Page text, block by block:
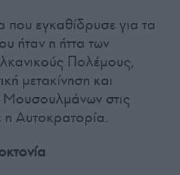
που εγκαθίδρυσε για τα
ήταν η ήττα των
Πολέμους,
μετακίνηση και
Μουσουλμάνων στις
η Αυτοκρατορία.